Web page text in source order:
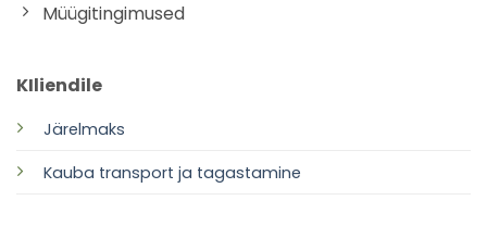
KIliendile
Järelmaks
Kauba transport ja tagastamine
Müügitingimused